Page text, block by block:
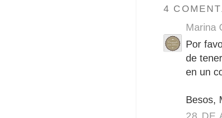
4
Marina
Por
de
en un
Besos,